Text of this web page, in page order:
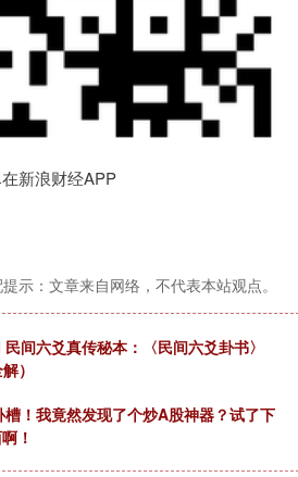
新浪财经APP
示：文章来自网络，不代表本站观点。
间六爻真传秘本：〈民间六爻卦书〉
）
！我竟然发现了个炒A股神器？试了下
！